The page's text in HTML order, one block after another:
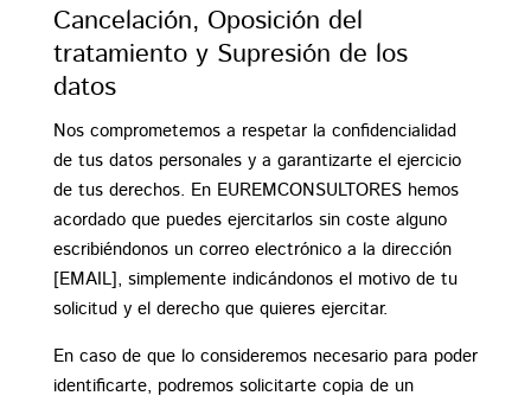
Cancelación, Oposición del
tratamiento y Supresión de los
datos
Nos comprometemos a respetar la confidencialidad
de tus datos personales y a garantizarte el ejercicio
de tus derechos. En EUREMCONSULTORES hemos
acordado que puedes ejercitarlos sin coste alguno
escribiéndonos un correo electrónico a la dirección
[EMAIL], simplemente indicándonos el motivo de tu
solicitud y el derecho que quieres ejercitar.
En caso de que lo consideremos necesario para poder
identificarte, podremos solicitarte copia de un